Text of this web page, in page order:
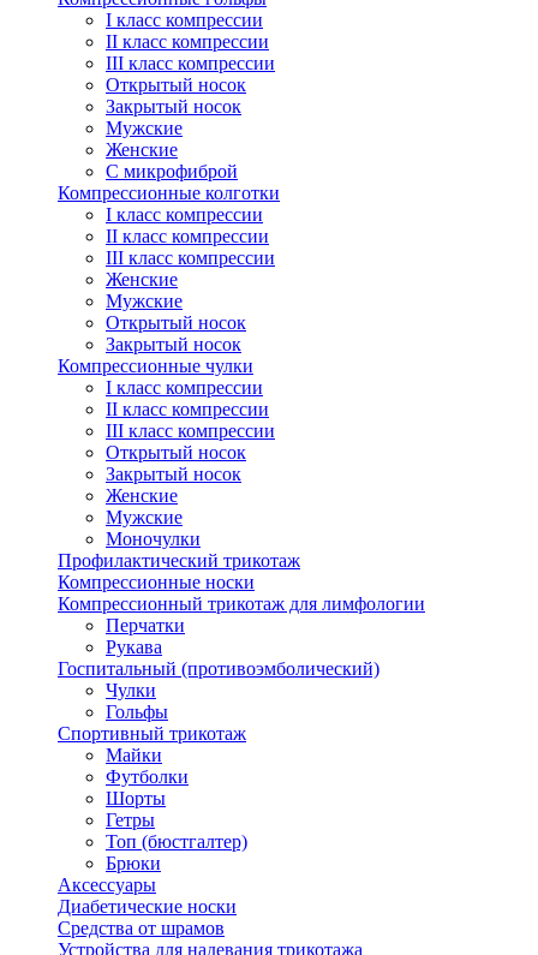
I класс компрессии
II класс компрессии
III класс компрессии
Открытый носок
Закрытый носок
Мужские
Женские
С микрофиброй
Компрессионные колготки
I класс компрессии
II класс компрессии
III класс компрессии
Женские
Мужские
Открытый носок
Закрытый носок
Компрессионные чулки
I класс компрессии
II класс компрессии
III класс компрессии
Открытый носок
Закрытый носок
Женские
Мужские
Моночулки
Профилактический трикотаж
Компрессионные носки
Компрессионный трикотаж для лимфологии
Перчатки
Рукава
Госпитальный (противоэмболический)
Чулки
Гольфы
Спортивный трикотаж
Майки
Футболки
Шорты
Гетры
Топ (бюстгалтер)
Брюки
Аксессуары
Диабетические носки
Средства от шрамов
Устройства для надевания трикотажа